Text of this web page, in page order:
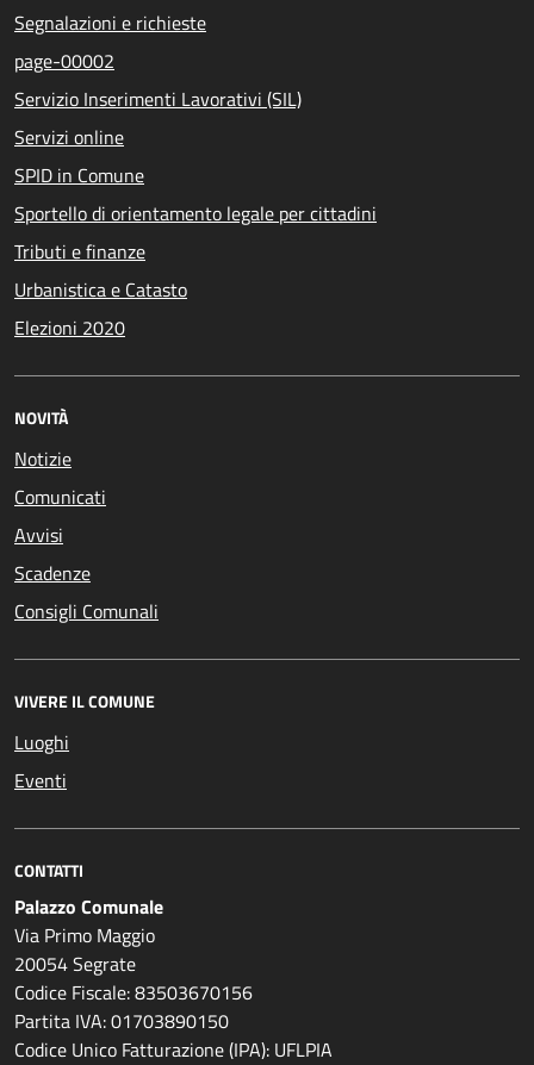
Segnalazioni e richieste
page-00002
Servizio Inserimenti Lavorativi (SIL)
Servizi online
SPID in Comune
Sportello di orientamento legale per cittadini
Tributi e finanze
Urbanistica e Catasto
Elezioni 2020
NOVITÀ
Notizie
Comunicati
Avvisi
Scadenze
Consigli Comunali
VIVERE IL COMUNE
Luoghi
Eventi
CONTATTI
Palazzo Comunale
Via Primo Maggio
20054 Segrate
Codice Fiscale: 83503670156
Partita IVA: 01703890150
Codice Unico Fatturazione (IPA): UFLPIA